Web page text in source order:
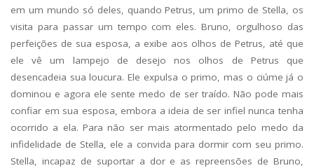
em um mundo só deles, quando Petrus, um primo de Stella, os
visita para passar um tempo com eles. Bruno, orgulhoso das
perfeições de sua esposa, a exibe aos olhos de Petrus, até que
ele vê um lampejo de desejo nos olhos de Petrus que
desencadeia sua loucura. Ele expulsa o primo, mas o ciúme já o
dominou e agora ele sente medo de ser traído. Não pode mais
confiar em sua esposa, embora a ideia de ser infiel nunca tenha
ocorrido a ela. Para não ser mais atormentado pelo medo da
infidelidade de Stella, ele a convida para dormir com seu primo.
Stella, incapaz de suportar a dor e as repreensões de Bruno,